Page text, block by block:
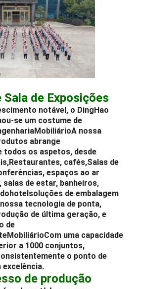
Sala de Exposições
notável, o DingHao
se um costume de
MobiliárioA nossa
abrange
todos os aspetos, desde
,Restaurantes, cafés,Salas de
espaços ao ar
, salas de estar, banheiros,
hotel soluções de embalagem
tecnologia de ponta,
de última geração, e
de
MobiliárioCom uma capacidade
a 1000 conjuntos,
o ponto de
de produção